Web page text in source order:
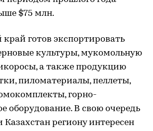
$75 млн.
готов экспортировать
культуры, мукомольную
а также продукцию
пиломатериалы, пеллеты,
горно-
оборудование. В свою очередь
Казахстан региону интересен